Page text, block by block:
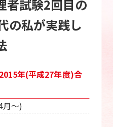
者試験2回目の
の私が実践し
年(平成27年度)合
月〜)